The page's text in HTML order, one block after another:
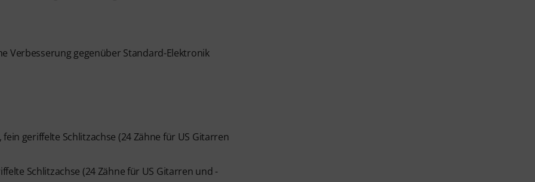
Verbesserung gegenüber Standard-Elektronik
geriffelte Schlitzachse (24 Zähne für US Gitarren
Schlitzachse (24 Zähne für US Gitarren und -